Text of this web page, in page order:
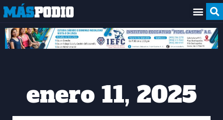
enero 11, 2025